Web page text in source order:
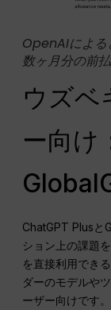
OpenAIによる
数ヶ月分の前
ウズベ
ー向け
ChatGPT Plusと
ション上の課題
を直接利用でき
ダーのモデルや
ーザー向けです